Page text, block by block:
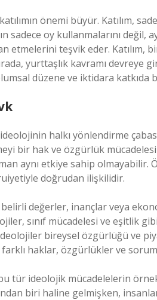
önemi büyür. Katılım,
sadece oy kullanmalarını
etmelerini teşvik eder.
yurttaşlık kavramı
düzene ve iktidara
halkı yönlendirme
bir hak ve özgürlük
aynı etkiye sahip
doğrudan ilişkilidir.
değerler, inançlar veya
sınıf mücadelesi ve eşitlik
bireysel özgürlüğü ve
haklar, özgürlükler ve
tür ideolojik mücadelelerin
biri haline gelmişken,